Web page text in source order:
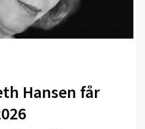
Hansen får